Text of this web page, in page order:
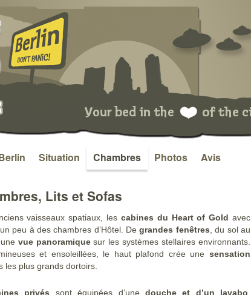
Situation Chambres Photos Avis
Lits et Sofas
vaisseaux spatiaux, les cabines du Heart of Gold avec
peu à des chambres d’Hôtel. Degrandes fenêtres , du sol au
vue panoramiquesur les systèmes stellaires environnants.
et ensoleillées, le haut plafond crée une sensation
les plus grands dortoirs.
privés sont équipées d’une douche et d’un lavabo